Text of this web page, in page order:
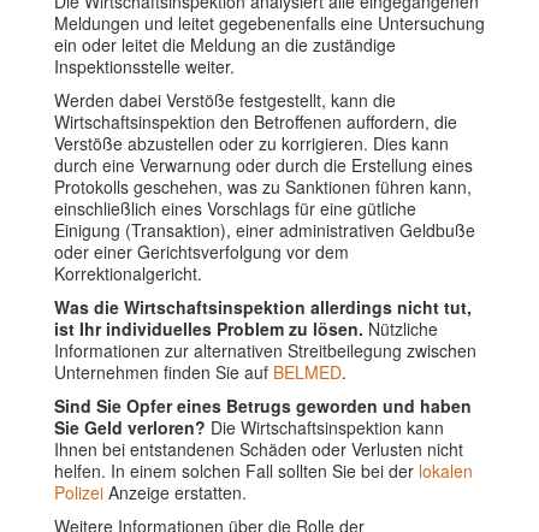
Meldungen und leitet gegebenenfalls eine Untersuchung
ein oder leitet die Meldung an die zuständige
Inspektionsstelle weiter.
Werden dabei Verstöße festgestellt, kann die
Wirtschaftsinspektion den Betroffenen auffordern, die
Verstöße abzustellen oder zu korrigieren. Dies kann
durch eine Verwarnung oder durch die Erstellung eines
Protokolls geschehen, was zu Sanktionen führen kann,
einschließlich eines Vorschlags für eine gütliche
Einigung (Transaktion), einer administrativen Geldbuße
oder einer Gerichtsverfolgung vor dem
Korrektionalgericht.
Was die Wirtschaftsinspektion allerdings nicht tut,
ist Ihr individuelles Problem zu lösen. Nützliche
Informationen zur alternativen Streitbeilegung zwischen
Unternehmen finden Sie auf BELMED.
Sind Sie Opfer eines Betrugs geworden und haben
Sie Geld verloren? Die Wirtschaftsinspektion kann
Ihnen bei entstandenen Schäden oder Verlusten nicht
helfen. In einem solchen Fall sollten Sie bei der lokalen
Polizei Anzeige erstatten.
Weitere Informationen über die Rolle der